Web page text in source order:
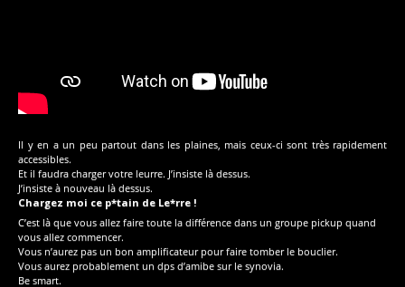
Il y en a un peu partout dans les plaines, mais ceux-ci sont très rapidement
accessibles.
Et il faudra charger votre leurre. J’insiste là dessus.
J’insiste à nouveau là dessus.
Chargez moi ce p*tain de Le*rre !
C’est là que vous allez faire toute la différence dans un groupe pickup quand
vous allez commencer.
Vous n’aurez pas un bon amplificateur pour faire tomber le bouclier.
Vous aurez probablement un dps d’amibe sur le synovia.
Be smart.